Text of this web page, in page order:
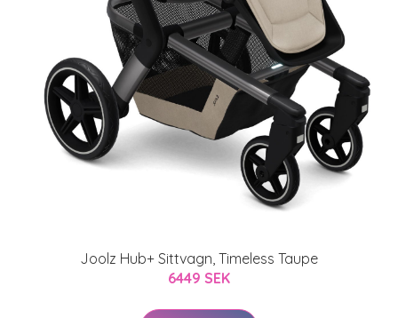
Joolz Hub+ Sittvagn, Timeless Taupe
6449 SEK